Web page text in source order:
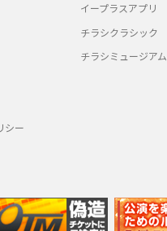
シー
イープラスアプリ
チラシクラシック
チラシミュージアム